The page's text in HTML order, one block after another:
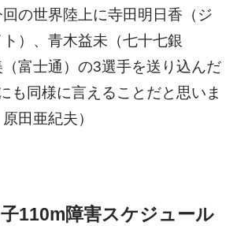
の世界陸上に寺田明日香（ジ
）、青木益未（七十七銀
富士通）の3選手を送り込んだ
も同様に言えることだと思いま
田亜紀夫）
110m障害スケジュール